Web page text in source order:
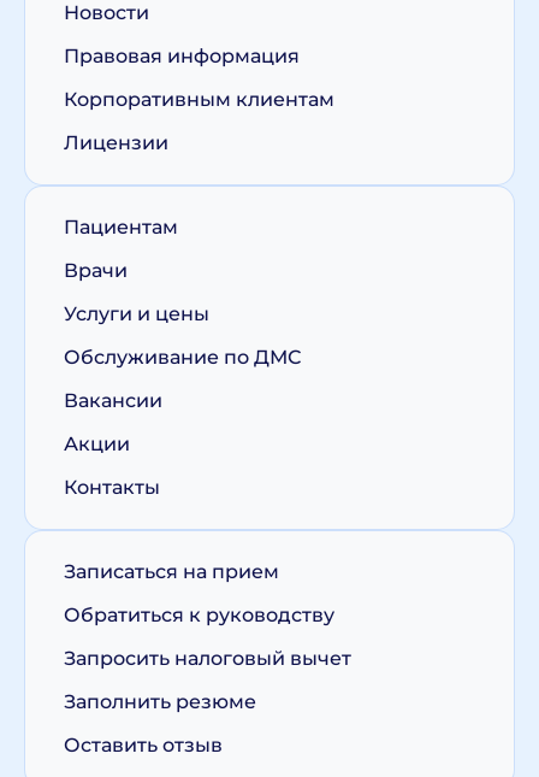
Новости
Правовая информация
Корпоративным клиентам
Лицензии
Пациентам
Врачи
Услуги и цены
Обслуживание по ДМС
Вакансии
Акции
Контакты
Записаться на прием
Обратиться к руководству
Запросить налоговый вычет
Заполнить резюме
Оставить отзыв